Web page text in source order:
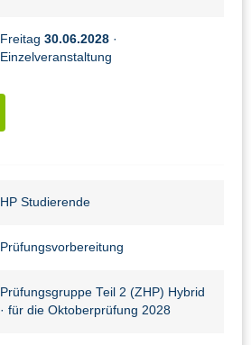
Freitag 30.06.2028 ·
Einzelveranstaltung
HP Studierende
Prüfungsvorbereitung
Prüfungsgruppe Teil 2 (ZHP) Hybrid
· für die Oktoberprüfung 2028